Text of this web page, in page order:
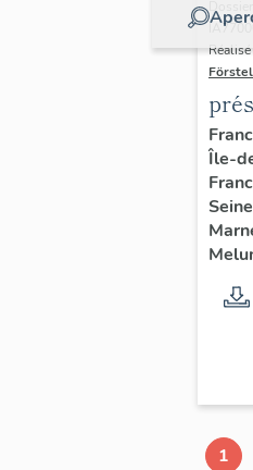
de
du
de
Île-
1